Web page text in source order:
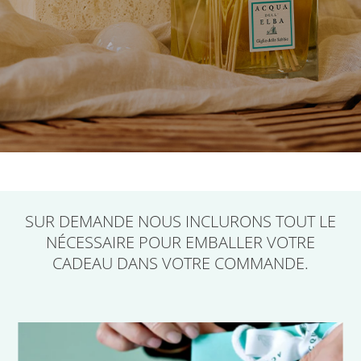
SUR DEMANDE NOUS INCLURONS TOUT LE
NÉCESSAIRE POUR EMBALLER VOTRE
CADEAU DANS VOTRE COMMANDE.